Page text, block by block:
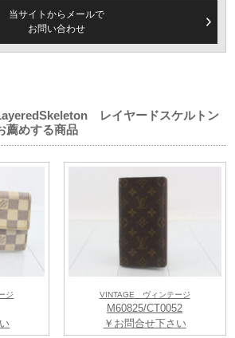
ャリバーとして生産を続け、最盛期には月産
の総生産量は1億個を突破しています。単一の
べく、開発を継続してまいりました。「星は
これからも、皆様の腕元を輝かせるべく、ま
当サイトからメールで
お問い合わせ
レイヤードスケルトン
薦めする商品
ジ VINTAGE ヴィンテージ
M60825/CT0052
￥お問合せ下さい